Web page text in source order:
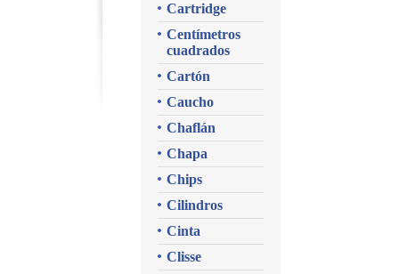
Cartridge
Centímetros
cuadrados
Cartón
Caucho
Chaflán
Chapa
Chips
Cilindros
Cinta
Clisse